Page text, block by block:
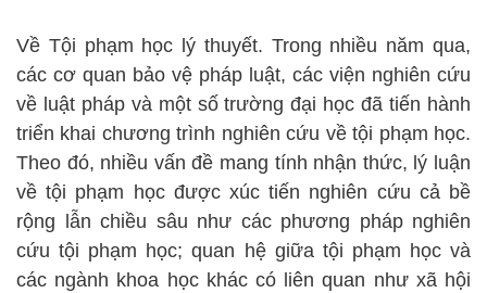
Về Tội phạm học lý thuyết. Trong nhiều năm qua,
các cơ quan bảo vệ pháp luật, các viện nghiên cứu
về luật pháp và một số trường đại học đã tiến hành
triển khai chương trình nghiên cứu về tội phạm học.
Theo đó, nhiều vấn đề mang tính nhận thức, lý luận
về tội phạm học được xúc tiến nghiên cứu cả bề
rộng lẫn chiều sâu như các phương pháp nghiên
cứu tội phạm học; quan hệ giữa tội phạm học và
các ngành khoa học khác có liên quan như xã hội